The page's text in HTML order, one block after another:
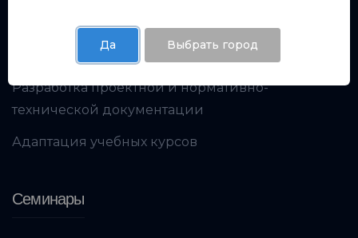
Испытательная лаборатория
Экологический центр
Разработка проектной и нормативно-
технической документации
Адаптация учебных курсов
Семинары
Да Выбрать город